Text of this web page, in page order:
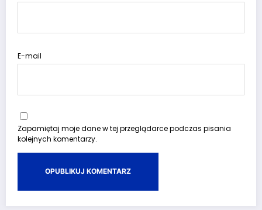
E-mail
Zapamiętaj moje dane w tej przeglądarce podczas pisania
kolejnych komentarzy.